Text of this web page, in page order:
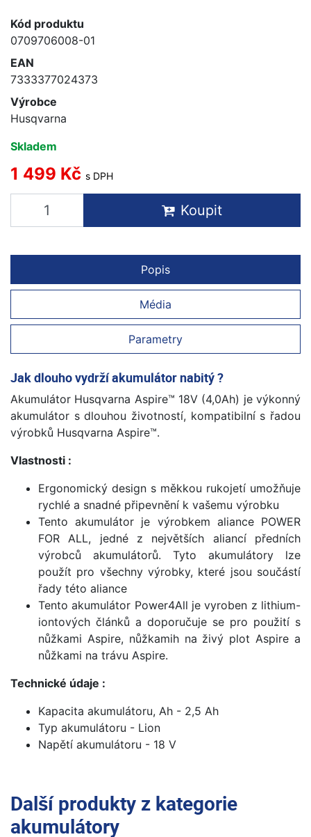
Kód produktu
0709706008-01
EAN
7333377024373
Výrobce
Husqvarna
Skladem
1 499 Kč s DPH
Koupit
Popis
Média
Parametry
Jak dlouho vydrží akumulátor nabitý ?
Akumulátor Husqvarna Aspire™ 18V (4,0Ah) je výkonný
akumulátor s dlouhou životností, kompatibilní s řadou
výrobků Husqvarna Aspire™.
Vlastnosti :
Ergonomický design s měkkou rukojetí umožňuje
rychlé a snadné připevnění k vašemu výrobku
Tento akumulátor je výrobkem aliance POWER
FOR ALL, jedné z největších aliancí předních
výrobců akumulátorů. Tyto akumulátory lze
použít pro všechny výrobky, které jsou součástí
řady této aliance
Tento akumulátor Power4All je vyroben z lithium-
iontových článků a doporučuje se pro použití s
nůžkami Aspire, nůžkamih na živý plot Aspire a
nůžkami na trávu Aspire.
Technické údaje :
Kapacita akumulátoru, Ah - 2,5 Ah
Typ akumulátoru - Lion
Napětí akumulátoru - 18 V
Další produkty z kategorie
akumulátory